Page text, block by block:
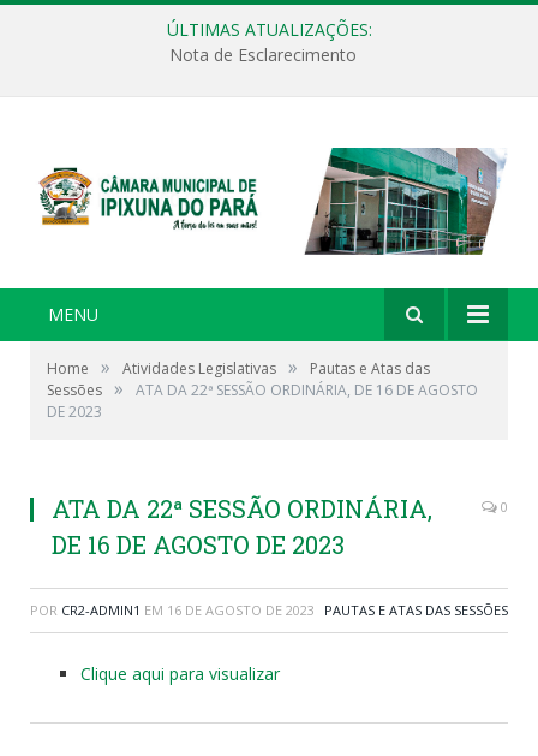
ÚLTIMAS ATUALIZAÇÕES:
Nota de Esclarecimento
MENU
Home » Atividades Legislativas »
Pautas e Atas das
Sessões »
ATA DA 22ª SESSÃO ORDINÁRIA, DE 16 DE AGOSTO
DE 2023
ATA DA 22ª SESSÃO ORDINÁRIA,
DE 16 DE AGOSTO DE 2023
0
POR CR2-ADMIN1 EM 16 DE AGOSTO DE 2023 PAUTAS E ATAS DAS SESSÕES
Clique aqui para visualizar